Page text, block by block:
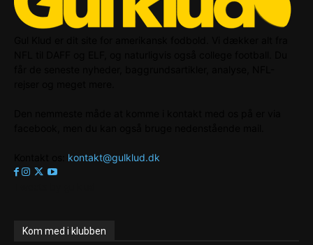
kontakt@gulklud.dk
Kom med i klubben